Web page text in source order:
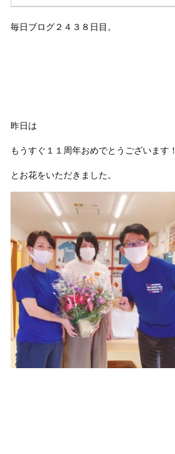
毎日ブログ２４３８日目。
昨日は
もうすぐ１１周年おめでとうございます！
とお花をいただきました。